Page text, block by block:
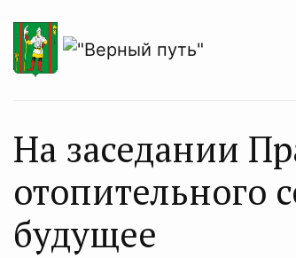
На заседании
отопительного
будущее